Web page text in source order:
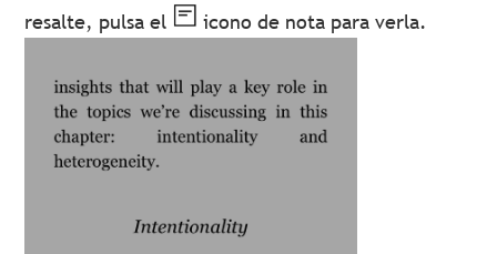
resalte, pulsa el icono de nota para verla.